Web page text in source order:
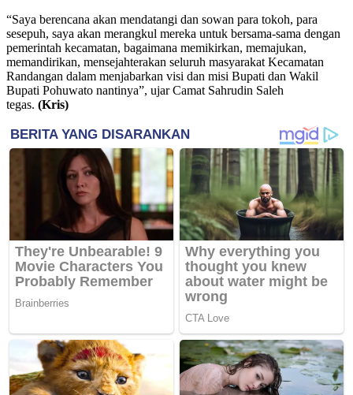
“Saya berencana akan mendatangi dan sowan para tokoh, para
sesepuh, saya akan merangkul mereka untuk bersama-sama dengan
pemerintah kecamatan, bagaimana memikirkan, memajukan,
memandirikan, mensejahterakan seluruh masyarakat Kecamatan
Randangan dalam menjabarkan visi dan misi Bupati dan Wakil
Bupati Pohuwato nantinya”, ujar Camat Sahrudin Saleh
tegas. (Kris)